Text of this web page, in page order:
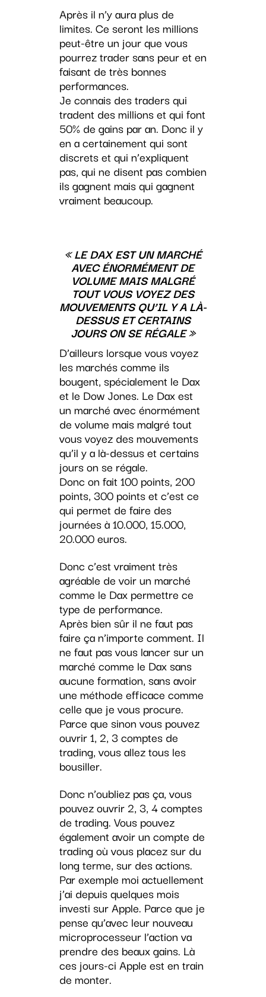
Après il n’y aura plus de
limites. Ce seront les millions
peut-être un jour que vous
pourrez trader sans peur et en
faisant de très bonnes
performances.
Je connais des traders qui
tradent des millions et qui font
50% de gains par an. Donc il y
en a certainement qui sont
discrets et qui n’expliquent
pas, qui ne disent pas combien
ils gagnent mais qui gagnent
vraiment beaucoup.
« LE DAX EST UN MARCHÉ
AVEC ÉNORMÉMENT DE
VOLUME MAIS MALGRÉ
TOUT VOUS VOYEZ DES
MOUVEMENTS QU’IL Y A LÀ-
DESSUS ET CERTAINS
JOURS ON SE RÉGALE »
D’ailleurs lorsque vous voyez
les marchés comme ils
bougent, spécialement le Dax
et le Dow Jones. Le Dax est
un marché avec énormément
de volume mais malgré tout
vous voyez des mouvements
qu’il y a là-dessus et certains
jours on se régale.
Donc on fait 100 points, 200
points, 300 points et c’est ce
qui permet de faire des
journées à 10.000, 15.000,
20.000 euros.
Donc c’est vraiment très
agréable de voir un marché
comme le Dax permettre ce
type de performance.
Après bien sûr il ne faut pas
faire ça n’importe comment. Il
ne faut pas vous lancer sur un
marché comme le Dax sans
aucune formation, sans avoir
une méthode efficace comme
celle que je vous procure.
Parce que sinon vous pouvez
ouvrir 1, 2, 3 comptes de
trading, vous allez tous les
bousiller.
Donc n’oubliez pas ça, vous
pouvez ouvrir 2, 3, 4 comptes
de trading. Vous pouvez
également avoir un compte de
trading où vous placez sur du
long terme, sur des actions.
Par exemple moi actuellement
j’ai depuis quelques mois
investi sur Apple. Parce que je
pense qu’avec leur nouveau
microprocesseur l’action va
prendre des beaux gains. Là
ces jours-ci Apple est en train
de monter.